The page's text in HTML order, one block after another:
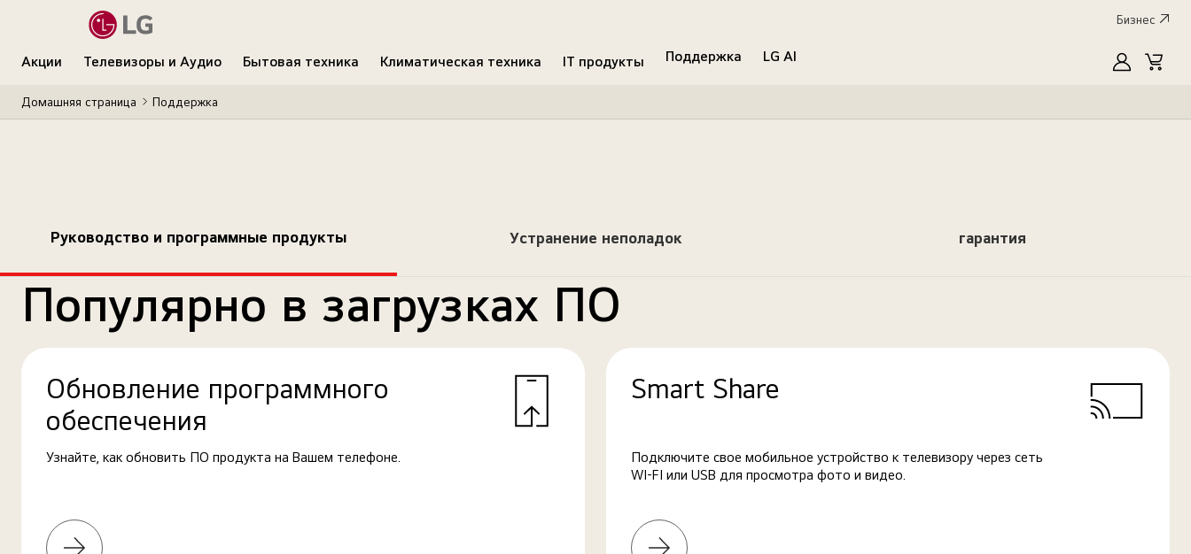
Бизнес
Акции Телевизоры и Аудио Бытовая техника Климатическая техника IT продукты Поддержка
LG AI
MyLGCart
Домашняя страница Поддержка
Руководство и программные продукты Устранение неполадок гарантия
Популярно в загрузках ПО
Обновление программного
обеспечения
Узнайте, как обновить ПО продукта на Вашем телефоне.
Узнать
Smart Share
Подключите свое мобильное устройство к телевизору через сеть
WI-FI или USB для просмотра фото и видео.
Узнать